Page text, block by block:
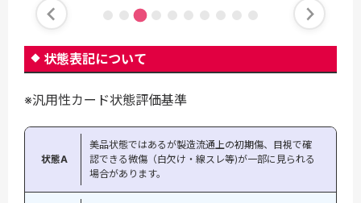
状態表記について
※汎用性カード状態評価基準
状態A
美品状態ではあるが製造流通上の初期傷、目視で確
認できる微傷（白欠け・線スレ等)が一部に見られる
場合があります。